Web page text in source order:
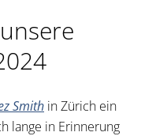
Smith in Zürich ein
lange in Erinnerung